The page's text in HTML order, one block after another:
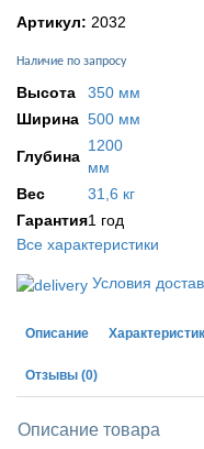
Артикул: 2032
Наличие по запросу
Высота
350 мм
Ширина 500 мм
Глубина
1200
мм
Вес
31,6 кг
Гарантия1 год
Все характеристики
Условия
Описание
Отзывы (0)
Описание товара